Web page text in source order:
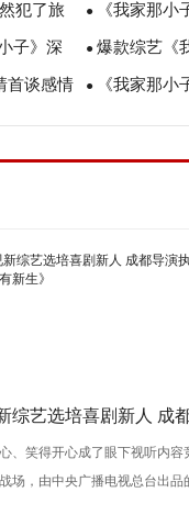
犯了旅 ● 《我家那
题全民热议
子》深 ● 爆款综艺《
彩升级开拓
首谈感情 ● 《我家那
乐彻底放飞自
综艺选培喜剧新人 成
导《笑有新生》
、笑得开心成了眼下视听内容
场，由中央广播电视总台出品